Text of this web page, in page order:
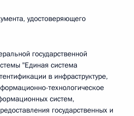
удостоверяющего
государственной
"Единая система
в инфраструктуре,
технологическое
систем,
государственных и